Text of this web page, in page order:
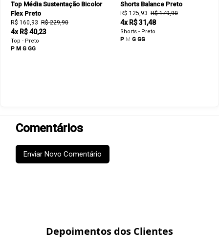
Top Média Sustentação Bicolor
Flex Preto
R$ 160,93 R$ 229,90
4x R$ 40,23
Top - Preto
P M G GG
Shorts Balance Preto
R$ 125,93 R$ 179,90
4x R$ 31,48
Shorts - Preto
P M G GG
Comentários
Enviar Novo Comentário
Depoimentos dos Clientes